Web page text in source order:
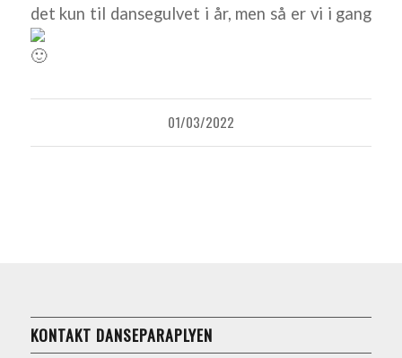
det kun til dansegulvet i år, men så er vi i gang
01/03/2022
KONTAKT DANSEPARAPLYEN